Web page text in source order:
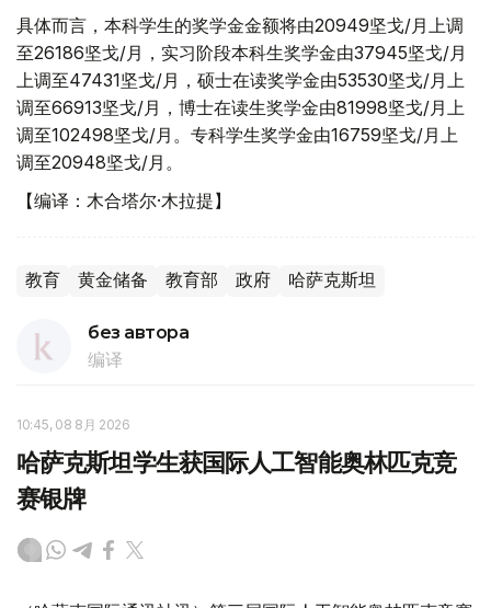
具体而言，本科学生的奖学金金额将由20949坚戈/月上调
至26186坚戈/月，实习阶段本科生奖学金由37945坚戈/月
上调至47431坚戈/月，硕士在读奖学金由53530坚戈/月上
调至66913坚戈/月，博士在读生奖学金由81998坚戈/月上
调至102498坚戈/月。专科学生奖学金由16759坚戈/月上
调至20948坚戈/月。
【编译：木合塔尔·木拉提】
教育 黄金储备 教育部 政府 哈萨克斯坦
без автора
编译
10:45, 08 8月 2026
哈萨克斯坦学生获国际人工智能奥林匹克竞
赛银牌